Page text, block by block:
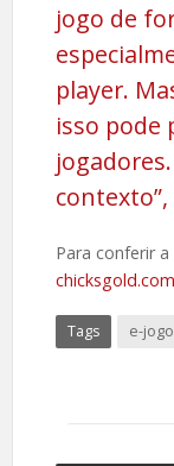
jogo de
player.
isso pode
Para conferir
chicksgold.com
Tags e-